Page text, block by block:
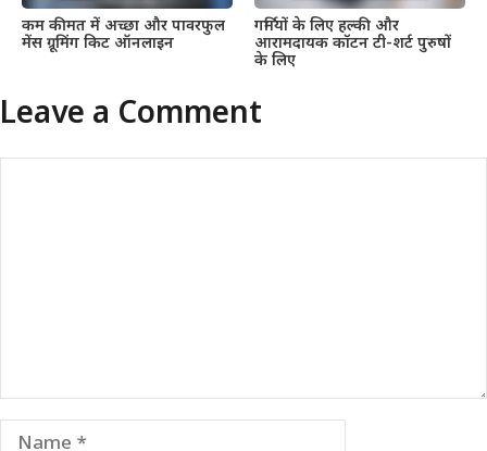
कम कीमत में अच्छा और पावरफुल
मेंस ग्रूमिंग किट ऑनलाइन
गर्मियों के लिए हल्की और
आरामदायक कॉटन टी-शर्ट पुरुषों
के लिए
Leave a Comment
Name